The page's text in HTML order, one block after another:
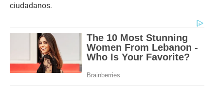
ciudadanos.